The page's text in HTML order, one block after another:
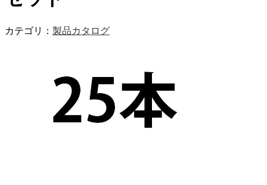
カテゴリ： 製品カタログ